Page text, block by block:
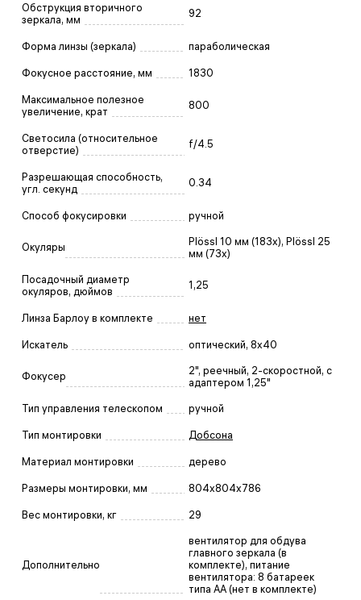
Обструкция вторичного
зеркала, мм
92
Форма линзы (зеркала) параболическая
Фокусное расстояние, мм 1830
Максимальное полезное
увеличение, крат
800
Светосила (относительное
отверстие)
f/4.5
Разрешающая способность,
угл. секунд
0.34
Способ фокусировки ручной
Окуляры
Plössl 10 мм (183х), Plössl 25
мм (73х)
Посадочный диаметр
окуляров, дюймов
1,25
Линза Барлоу в комплекте нет
Искатель оптический, 8x40
Фокусер
2", реечный, 2-скоростной, с
адаптером 1,25"
Тип управления телескопом ручной
Тип монтировки Добсона
Материал монтировки дерево
Размеры монтировки, мм 804x804x786
Вес монтировки, кг 29
Дополнительно
вентилятор для обдува
главного зеркала (в
комплекте), питание
вентилятора: 8 батареек
типа АА (нет в комплекте)